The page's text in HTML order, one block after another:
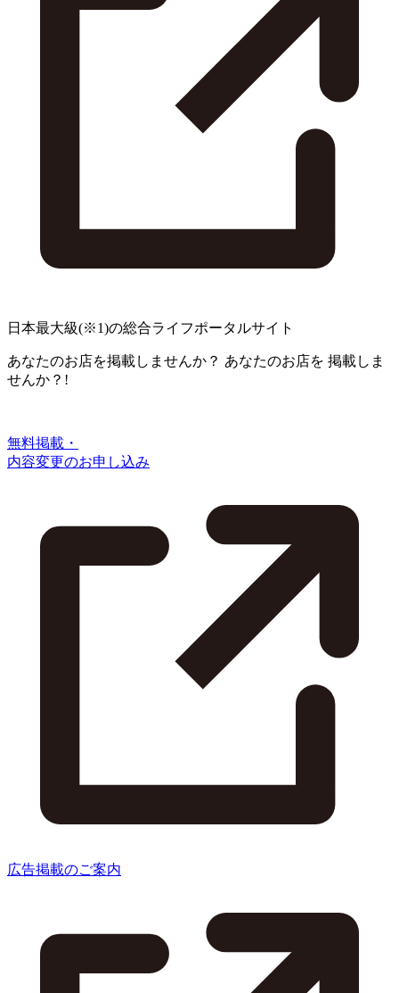
日本最大級(※1)の総合ライフポータルサイト
あなたのお店を掲載しませんか？ あなたのお店を 掲載しま
せんか？!
無料掲載・
内容変更のお申し込み
広告掲載のご案内